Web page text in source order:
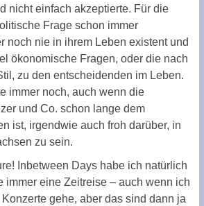
nicht einfach akzeptierte. Für die
Frage schon immer
noch nie in ihrem Leben existent und
ökonomische Fragen, oder die nach
zu den entscheidenden im Leben.
immer noch, auch wenn die
und Co. schon lange dem
ist, irgendwie auch froh darüber, in
zu sein.
Inbetween Days habe ich natürlich
immer eine Zeitreise – auch wenn ich
gehe, aber das sind dann ja